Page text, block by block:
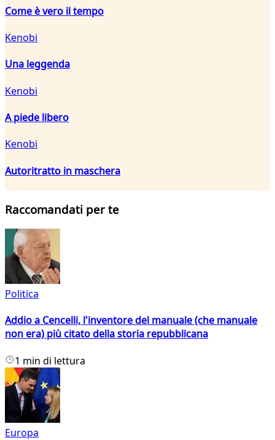
Come è vero il tempo
Kenobi
Una leggenda
Kenobi
A piede libero
Kenobi
Autoritratto in maschera
Raccomandati per te
Politica
Addio a Cencelli, l'inventore del manuale (che manuale
non era) più citato della storia repubblicana
1 min di lettura
Europa